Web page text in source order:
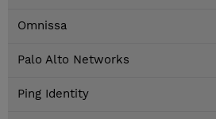
Omnissa
Palo Alto Networks
Ping Identity